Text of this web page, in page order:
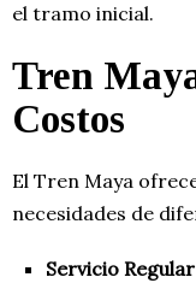
el tramo inicial.
Tren
Costos
El Tren Maya
necesidades de
Servicio